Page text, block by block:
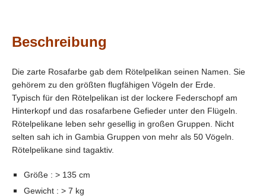
Beschreibung
Die zarte Rosafarbe gab dem Rötelpelikan seinen Namen. Sie
gehörem zu den größten flugfähigen Vögeln der Erde.
Typisch für den Rötelpelikan ist der lockere Federschopf am
Hinterkopf und das rosafarbene Gefieder unter den Flügeln.
Rötelpelikane leben sehr gesellig in großen Gruppen. Nicht
selten sah ich in Gambia Gruppen von mehr als 50 Vögeln.
Rötelpelikane sind tagaktiv.
Größe : > 135 cm
Gewicht : > 7 kg